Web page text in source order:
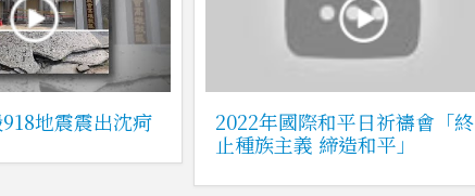
地震震出沈疴
2022年國際和平日祈禱會「終
止種族主義 締造和平」